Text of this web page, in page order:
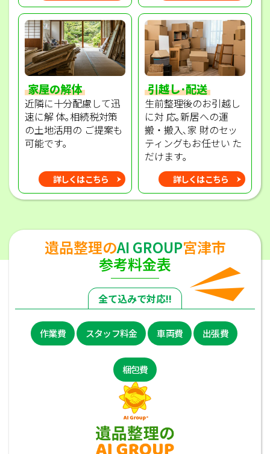
家屋の解体
近隣に十分配慮して迅
速に解 体｡相続税対策
の土地活用の ご提案も
可能です｡
詳しくはこちら
引越し･配送
生前整理後のお引越し
に対 応｡新居への運
搬・搬入､家 財のセッ
ティングもお任せい た
だけます｡
詳しくはこちら
遺品整理のAI GROUP宮津市
参考料金表
全て込みで対応!!
作業費 スタッフ料金 車両費 出張費
梱包費